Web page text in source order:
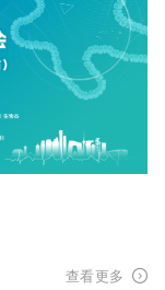
查看更多